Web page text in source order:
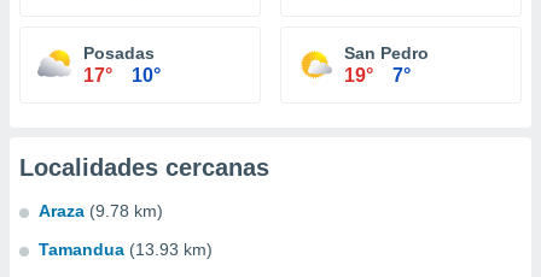
Posadas
17° 10°
San Pedro
19° 7°
Localidades cercanas
Araza (9.78 km)
Tamandua (13.93 km)